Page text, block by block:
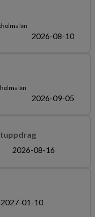
län
2026-08-10
län
2026-09-05
2026-08-16
2027-01-10